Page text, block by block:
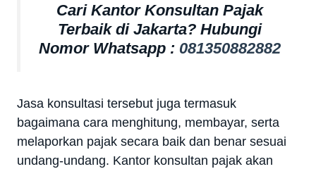
Cari Kantor Konsultan Pajak
Terbaik di Jakarta? Hubungi
Nomor Whatsapp : 081350882882
Jasa konsultasi tersebut juga termasuk
bagaimana cara menghitung, membayar, serta
melaporkan pajak secara baik dan benar sesuai
undang-undang. Kantor konsultan pajak akan